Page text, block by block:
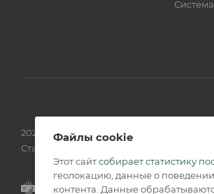
2026 © Обращаем Ваше внимание на
Статьи 437 (2) ГК РФ.
Файлы cookie
Этот сайтсобирает статистику
геолокацию, данные о
контента. Данные